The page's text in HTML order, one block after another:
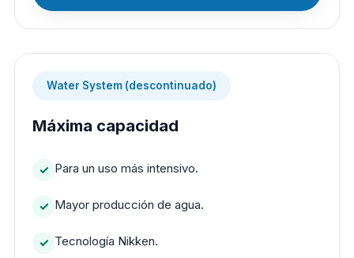
Water System (descontinuado)
Máxima capacidad
Para un uso más intensivo.
Mayor producción de agua.
Tecnología Nikken.